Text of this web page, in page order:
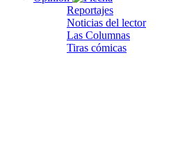
Reportajes
Noticias del lector
Las Columnas
Tiras cómicas